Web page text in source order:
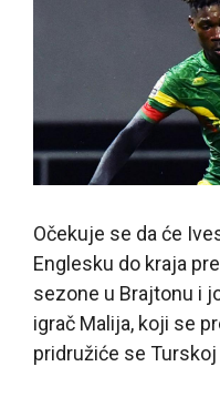
Očekuje se da će
Englesku do kraja
sezone u Brajtonu i
igrač Malija, koji se
pridružiće se